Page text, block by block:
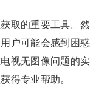
取的重要工具。然
户可能会感到困惑
视无图像问题的实
得专业帮助。